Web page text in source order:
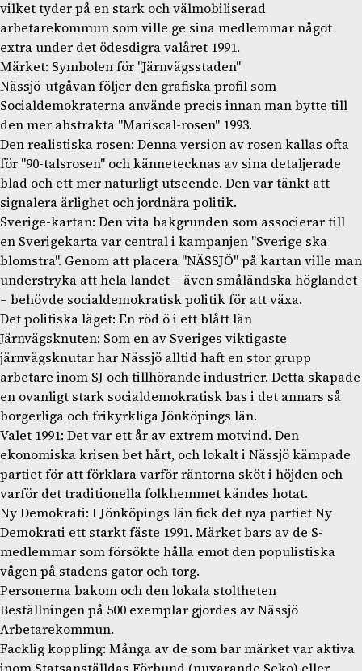
vilket tyder på en stark och välmobiliserad
arbetarekommun som ville ge sina medlemmar något
extra under det ödesdigra valåret 1991.
Märket: Symbolen för "Järnvägsstaden"
Nässjö-utgåvan följer den grafiska profil som
Socialdemokraterna använde precis innan man bytte till
den mer abstrakta "Mariscal-rosen" 1993.
Den realistiska rosen: Denna version av rosen kallas ofta
för "90-talsrosen" och kännetecknas av sina detaljerade
blad och ett mer naturligt utseende. Den var tänkt att
signalera ärlighet och jordnära politik.
Sverige-kartan: Den vita bakgrunden som associerar till
en Sverigekarta var central i kampanjen "Sverige ska
blomstra". Genom att placera "NÄSSJÖ" på kartan ville man
understryka att hela landet – även småländska höglandet
– behövde socialdemokratisk politik för att växa.
Det politiska läget: En röd ö i ett blått län
Järnvägsknuten: Som en av Sveriges viktigaste
järnvägsknutar har Nässjö alltid haft en stor grupp
arbetare inom SJ och tillhörande industrier. Detta skapade
en ovanligt stark socialdemokratisk bas i det annars så
borgerliga och frikyrkliga Jönköpings län.
Valet 1991: Det var ett år av extrem motvind. Den
ekonomiska krisen bet hårt, och lokalt i Nässjö kämpade
partiet för att förklara varför räntorna sköt i höjden och
varför det traditionella folkhemmet kändes hotat.
Ny Demokrati: I Jönköpings län fick det nya partiet Ny
Demokrati ett starkt fäste 1991. Märket bars av de S-
medlemmar som försökte hålla emot den populistiska
vågen på stadens gator och torg.
Personerna bakom och den lokala stoltheten
Beställningen på 500 exemplar gjordes av Nässjö
Arbetarekommun.
Facklig koppling: Många av de som bar märket var aktiva